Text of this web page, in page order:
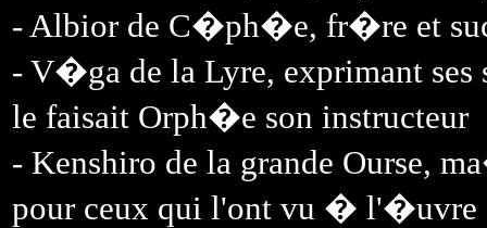
- Albior de C�ph�e, fr�re et
- V�ga de la Lyre, exprimant ses
le faisait Orph�e son instructeur
- Kenshiro de la grande Ourse,
pour ceux qui l'ont vu � l'�uvre